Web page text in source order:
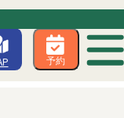
予約